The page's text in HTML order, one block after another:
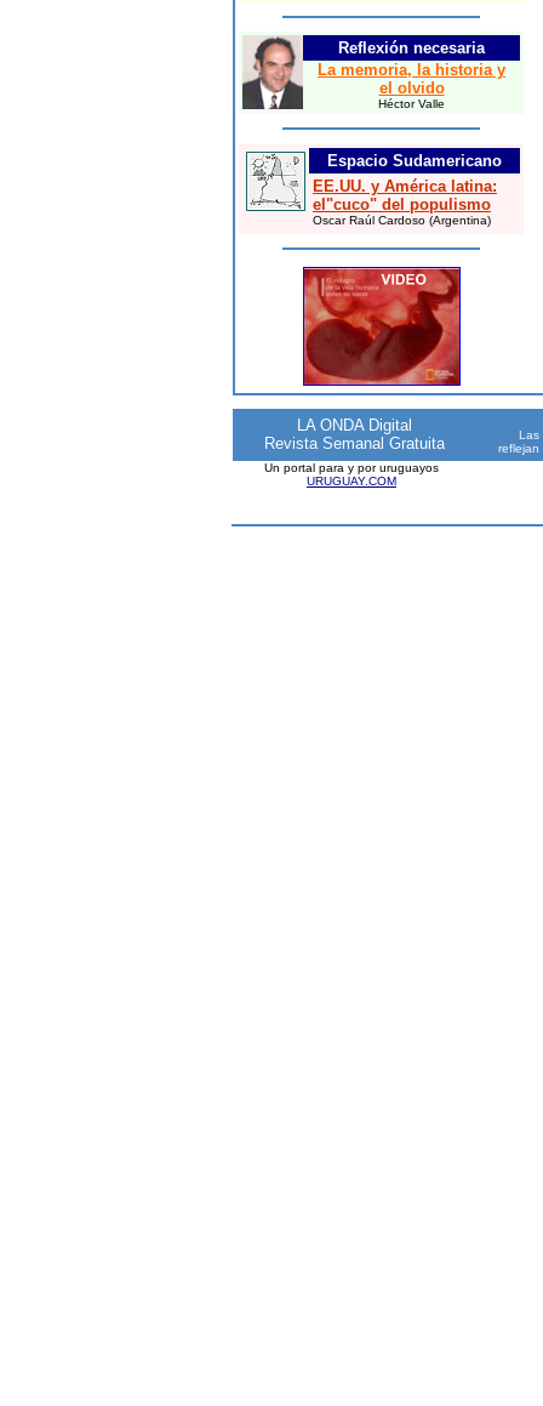
Reflexión necesaria
La memoria, la historia y
el olvido
Héctor Valle
Espacio Sudamericano
EE.UU. y América latina:
el"cuco" del populismo
Oscar Raúl Cardoso (Argentina)
LA ONDA Digital
Revista Semanal Gratuita
Las
Un portal para y por uruguayos
URUGUAY.COM